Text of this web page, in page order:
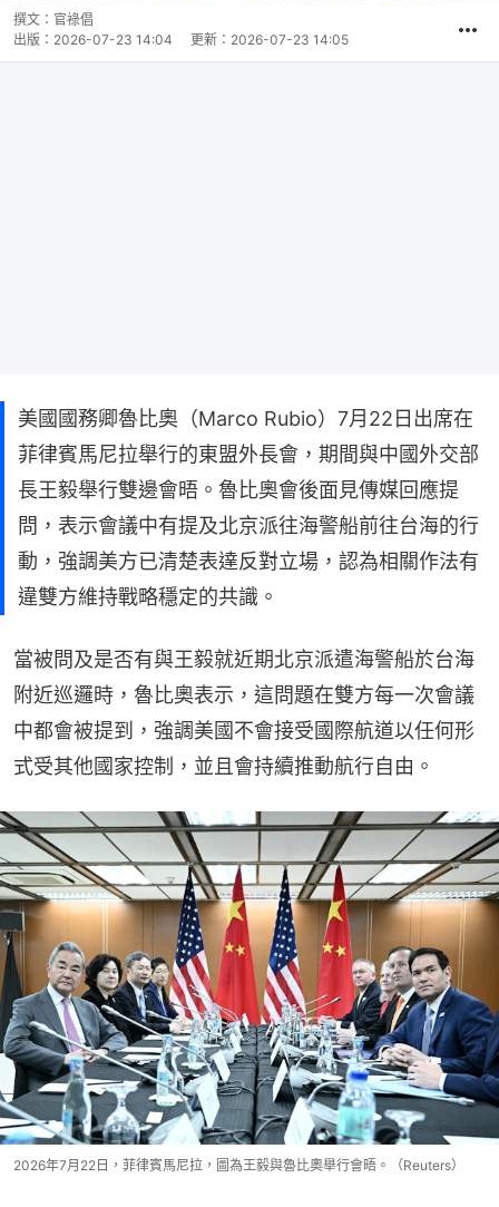
撰文： 官祿倡
出版： 2026-07-23 14:04 更新： 2026-07-23 14:05
美國國務卿魯比奧（Marco Rubio）7月22日出席在
菲律賓馬尼拉舉行的東盟外長會，期間與中國外交部
長王毅舉行雙邊會晤。魯比奧會後面見傳媒回應提
問，表示會議中有提及北京派往海警船前往台海的行
動，強調美方已清楚表達反對立場，認為相關作法有
違雙方維持戰略穩定的共識。
當被問及是否有與王毅就近期北京派遣海警船於台海
附近巡邏時，魯比奧表示，這問題在雙方每一次會議
中都會被提到，強調美國不會接受國際航道以任何形
式受其他國家控制，並且會持續推動航行自由。
2026年7月22日，菲律賓馬尼拉，圖為王毅與魯比奧舉行會晤。（Reuters）